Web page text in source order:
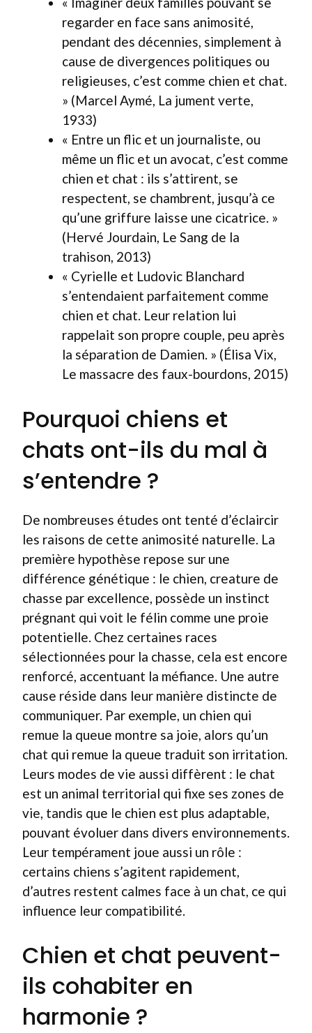
regarder en face sans animosité,
pendant des décennies, simplement à
cause de divergences politiques ou
religieuses, c’est comme chien et chat.
» (Marcel Aymé, La jument verte,
1933)
« Entre un flic et un journaliste, ou
même un flic et un avocat, c’est comme
chien et chat : ils s’attirent, se
respectent, se chambrent, jusqu’à ce
qu’une griffure laisse une cicatrice. »
(Hervé Jourdain, Le Sang de la
trahison, 2013)
« Cyrielle et Ludovic Blanchard
s’entendaient parfaitement comme
chien et chat. Leur relation lui
rappelait son propre couple, peu après
la séparation de Damien. » (Élisa Vix,
Le massacre des faux-bourdons, 2015)
Pourquoi chiens et
chats ont-ils du mal à
s’entendre ?
De nombreuses études ont tenté d’éclaircir
les raisons de cette animosité naturelle. La
première hypothèse repose sur une
différence génétique : le chien, creature de
chasse par excellence, possède un instinct
prégnant qui voit le félin comme une proie
potentielle. Chez certaines races
sélectionnées pour la chasse, cela est encore
renforcé, accentuant la méfiance. Une autre
cause réside dans leur manière distincte de
communiquer. Par exemple, un chien qui
remue la queue montre sa joie, alors qu’un
chat qui remue la queue traduit son irritation.
Leurs modes de vie aussi diffèrent : le chat
est un animal territorial qui fixe ses zones de
vie, tandis que le chien est plus adaptable,
pouvant évoluer dans divers environnements.
Leur tempérament joue aussi un rôle :
certains chiens s’agitent rapidement,
d’autres restent calmes face à un chat, ce qui
influence leur compatibilité.
Chien et chat peuvent-
ils cohabiter en
harmonie ?